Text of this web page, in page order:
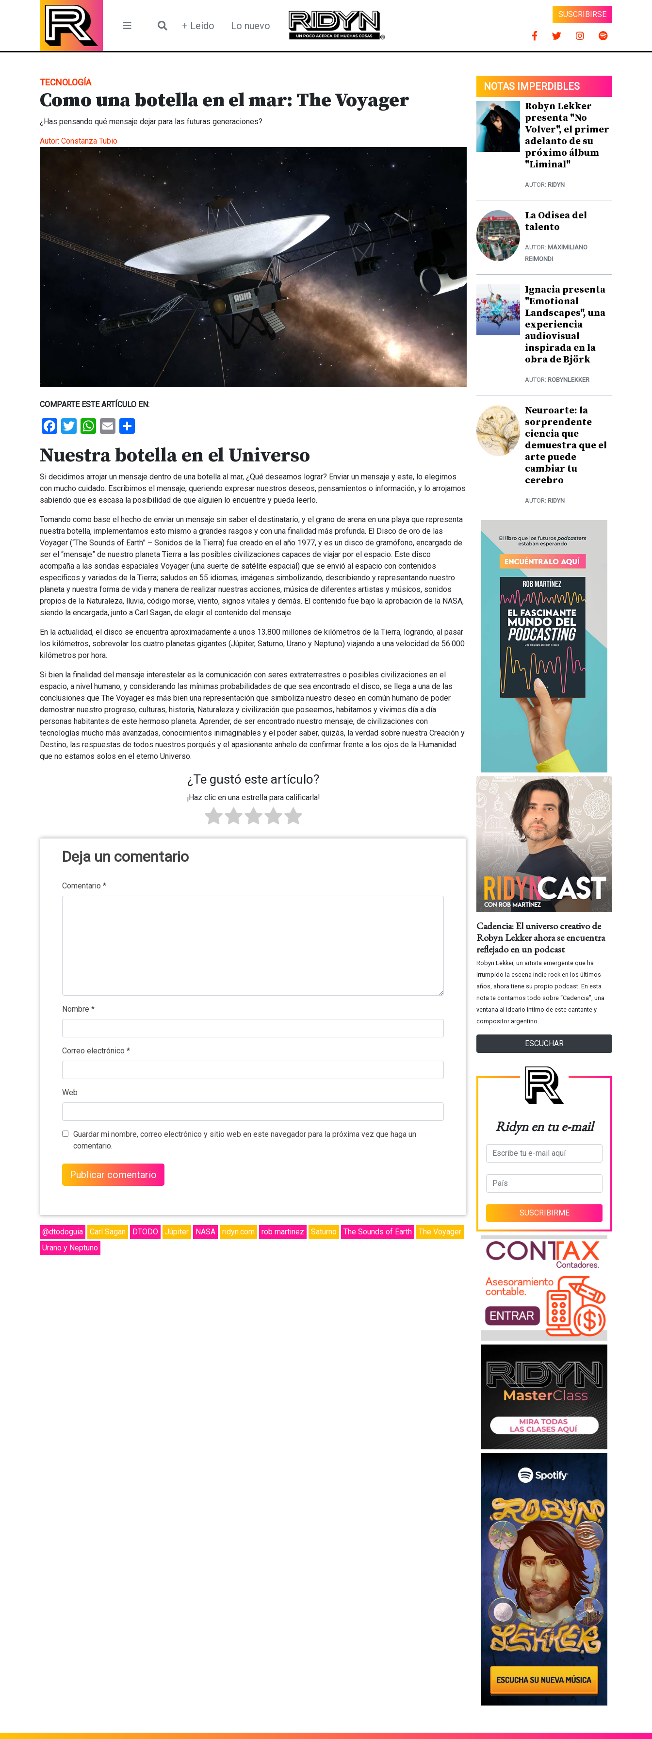
+ Leído Lo nuevo
SUSCRIBIRSE
TECNOLOGÍA
Como una botella en el mar: The Voyager
¿Has pensando qué mensaje dejar para las futuras generaciones?
Autor: Constanza Tubio
COMPARTE ESTE ARTÍCULO EN:
Facebook
Twitter
WhatsApp
Email
Nuestra botella en el Universo
Si decidimos arrojar un mensaje dentro de una botella al mar, ¿Qué deseamos lograr? Enviar un mensaje y este, lo elegimos
con mucho cuidado. Escribimos el mensaje, queriendo expresar nuestros deseos, pensamientos o información, y lo arrojamos
sabiendo que es escasa la posibilidad de que alguien lo encuentre y pueda leerlo.
Tomando como base el hecho de enviar un mensaje sin saber el destinatario, y el grano de arena en una playa que representa
nuestra botella, implementamos esto mismo a grandes rasgos y con una finalidad más profunda. El Disco de oro de las
Voyager (“The Sounds of Earth” – Sonidos de la Tierra) fue creado en el año 1977, y es un disco de gramófono, encargado de
ser el “mensaje” de nuestro planeta Tierra a las posibles civilizaciones capaces de viajar por el espacio. Este disco
acompaña a las sondas espaciales Voyager (una suerte de satélite espacial) que se envió al espacio con contenidos
específicos y variados de la Tierra; saludos en 55 idiomas, imágenes simbolizando, describiendo y representando nuestro
planeta y nuestra forma de vida y manera de realizar nuestras acciones, música de diferentes artistas y músicos, sonidos
propios de la Naturaleza, lluvia, código morse, viento, signos vitales y demás. El contenido fue bajo la aprobación de la NASA,
siendo la encargada, junto a Carl Sagan, de elegir el contenido del mensaje.
En la actualidad, el disco se encuentra aproximadamente a unos 13.800 millones de kilómetros de la Tierra, logrando, al pasar
los kilómetros, sobrevolar los cuatro planetas gigantes (Júpiter, Saturno, Urano y Neptuno) viajando a una velocidad de 56.000
kilómetros por hora.
Si bien la finalidad del mensaje interestelar es la comunicación con seres extraterrestres o posibles civilizaciones en el
espacio, a nivel humano, y considerando las mínimas probabilidades de que sea encontrado el disco, se llega a una de las
conclusiones que The Voyager es más bien una representación que simboliza nuestro deseo en común humano de poder
demostrar nuestro progreso, culturas, historia, Naturaleza y civilización que poseemos, habitamos y vivimos día a día
personas habitantes de este hermoso planeta. Aprender, de ser encontrado nuestro mensaje, de civilizaciones con
tecnologías mucho más avanzadas, conocimientos inimaginables y el poder saber, quizás, la verdad sobre nuestra Creación y
Destino, las respuestas de todos nuestros porqués y el apasionante anhelo de confirmar frente a los ojos de la Humanidad
que no estamos solos en el eterno Universo.
¿Te gustó este artículo?
¡Haz clic en una estrella para calificarla!
Deja un comentario
Comentario *
Nombre *
Correo electrónico *
Web
Guardar mi nombre, correo electrónico y sitio web en este navegador para la próxima vez que haga un
comentario.
@dtodoguia Carl Sagan DTODO Júpiter NASA ridyn.com rob martinez Saturno The Sounds of Earth
The Voyager
Urano y Neptuno
NOTAS IMPERDIBLES
Robyn Lekker
presenta "No
Volver", el primer
adelanto de su
próximo álbum
"Liminal"
AUTOR: RIDYN
La Odisea del
talento
AUTOR: MAXIMILIANO
REIMONDI
Ignacia presenta
"Emotional
Landscapes", una
experiencia
audiovisual
inspirada en la
obra de Björk
AUTOR: ROBYNLEKKER
Neuroarte: la
sorprendente
ciencia que
demuestra que el
arte puede
cambiar tu
cerebro
AUTOR: RIDYN
Cadencia: El universo creativo de
Robyn Lekker ahora se encuentra
reflejado en un podcast
Robyn Lekker, un artista emergente que ha
irrumpido la escena indie rock en los últimos
años, ahora tiene su propio podcast. En esta
nota te contamos todo sobre “Cadencia”, una
ventana al ideario íntimo de este cantante y
compositor argentino.
ESCUCHAR
Ridyn en tu e-mail